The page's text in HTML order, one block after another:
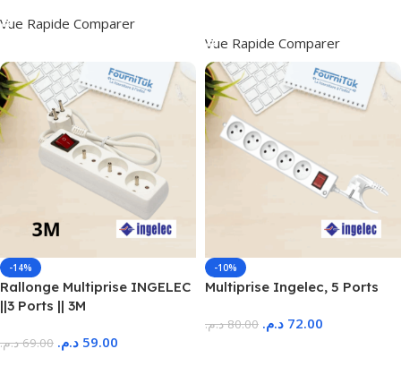
Vue Rapide Comparer
Vue Rapide Comparer
-14%
Rallonge Multiprise INGELEC
||3 Ports || 3M
69.00 د.م. 59.00 د.م.
-10%
Multiprise Ingelec, 5 Ports
80.00 د.م. 72.00 د.م.